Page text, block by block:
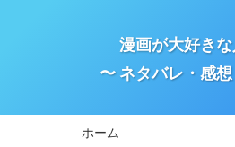
漫画が大好きな
〜 ネタバレ・感想
ホーム